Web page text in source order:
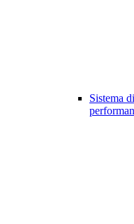
Sistema